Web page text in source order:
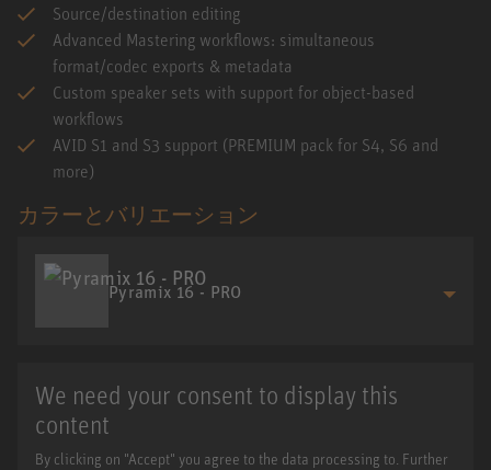
Source/destination editing
Advanced Mastering workflows: simultaneous
format/codec exports & metadata
Custom speaker sets with support for object-based
workflows
AVID S1 and S3 support (PREMIUM pack for S4, S6 and
more)
カラーとバリエーション
Pyramix 16 - PRO
We need your consent to display this
content
By clicking on "Accept" you agree to the data processing to. Further